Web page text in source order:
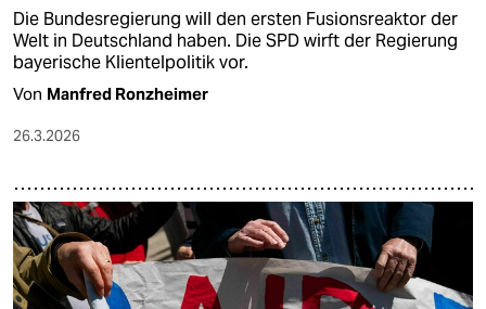
Die Bundesregierung will den ersten Fusionsreaktor der
Welt in Deutschland haben. Die SPD wirft der Regierung
bayerische Klientelpolitik vor.
Von Manfred Ronzheimer
26.3.2026